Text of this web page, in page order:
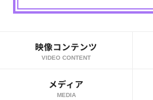
映像コンテンツ
VIDEO CONTENT
メディア
MEDIA